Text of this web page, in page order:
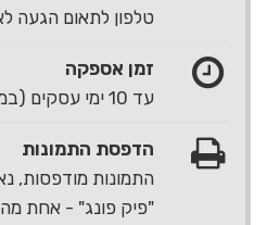
טלפון לתאום הגעה לאיסוף 1-
זמן אספקה
עד 10 ימי עסקים (במשלוח או באיסוף עצמי)
הדפסת התמונות
התמונות מודפסות,
"פיק פונג" - אחת